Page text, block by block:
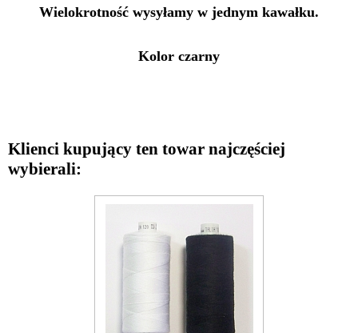
Wielokrotność wysyłamy w jednym kawałku.
Kolor czarny
Klienci kupujący ten towar najczęściej
wybierali: